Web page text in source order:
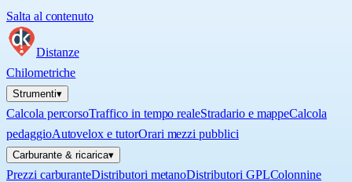
Salta al contenuto
Distanze
Chilometriche
Strumenti▾
Calcola percorsoTraffico in tempo realeStradario e mappeCalcola
pedaggioAutovelox e tutorOrari mezzi pubblici
Carburante & ricarica▾
Prezzi carburanteDistributori metanoDistributori GPLColonnine